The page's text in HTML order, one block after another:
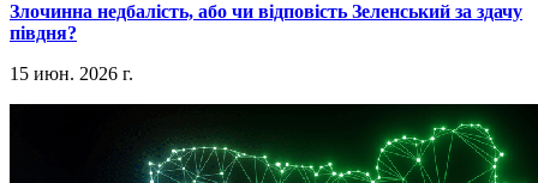
​Злочинна недбалість, або чи відповість Зеленський за здачу
півдня?
15 июн. 2026 г.